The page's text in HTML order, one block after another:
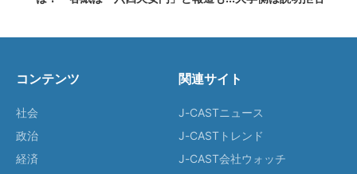
コンテンツ
社会
政治
経済
関連サイト
J-CASTニュース
J-CASTトレンド
J-CAST会社ウォッチ